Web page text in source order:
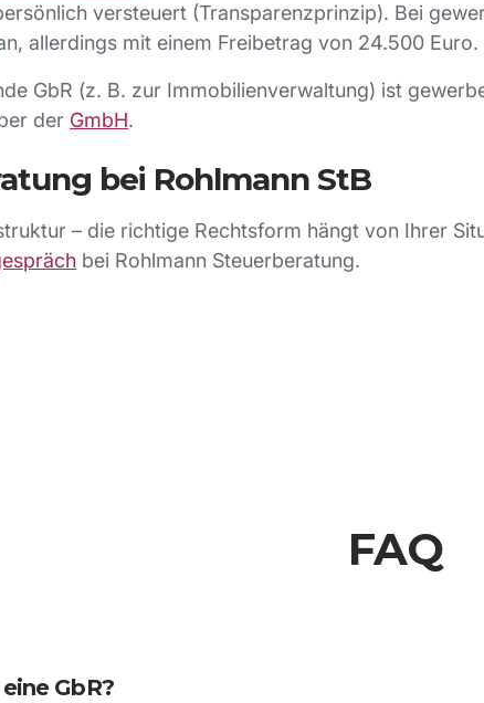
versteuert (Transparenzprinzip). Bei
allerdings mit einem Freibetrag von 24.500 Euro.
GbR (z. B. zur Immobilienverwaltung) ist
der GmbH.
bei Rohlmann StB
– die richtige Rechtsform hängt von Ihrer
bei Rohlmann Steuerberatung.
FAQ
GbR?